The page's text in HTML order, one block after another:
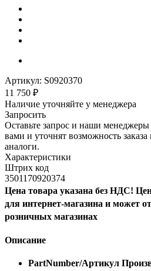
Артикул: S0920370
11 750 ₽
Наличие уточняйте у менеджера
Запросить
Оставьте запрос и наши менеджеры
вами и уточнят возможность
аналоги.
Характеристики
Штрих код
3501170920374
Цена товара указана без НДС!
для интернет-магазина и может
розничных магазинах
Описание
PartNumber/Артикул